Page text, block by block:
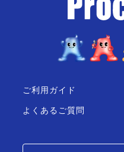
ご利用ガイド
よくあるご質問